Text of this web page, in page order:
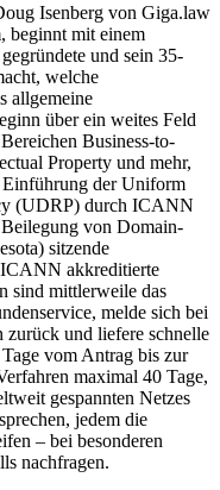
Isenberg von Giga.law
beginnt mit einem
und sein 35-
welche
allgemeine
über ein weites Feld
Business-to-
Property und mehr,
der Uniform
(UDRP) durch ICANN
von Domain-
sitzende
ICANN akkreditierte
sind mittlerweile das
melde sich bei
zurück und liefere schnelle
vom Antrag bis zur
maximal 40 Tage,
gespannten Netzes
jedem die
– bei besonderen
nachfragen.